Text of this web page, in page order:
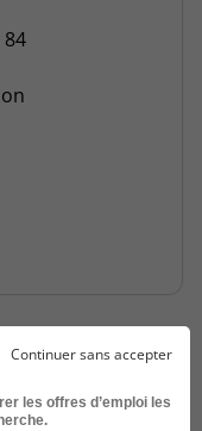
pour le
Continuer sans accepter
les offres d’emploi les